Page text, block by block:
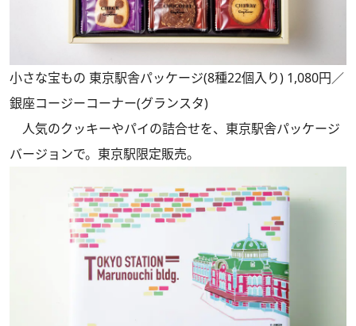
小さな宝もの 東京駅舎パッケージ(8種22個入り) 1,080円／
銀座コージーコーナー(グランスタ)
人気のクッキーやパイの詰合せを、東京駅舎パッケージ
バージョンで。東京駅限定販売。